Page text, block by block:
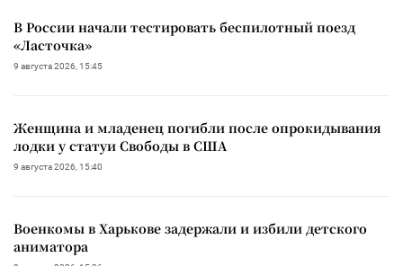
В России начали тестировать беспилотный поезд
«Ласточка»
9 августа 2026, 15:45
Женщина и младенец погибли после опрокидывания
лодки у статуи Свободы в США
9 августа 2026, 15:40
Военкомы в Харькове задержали и избили детского
аниматора